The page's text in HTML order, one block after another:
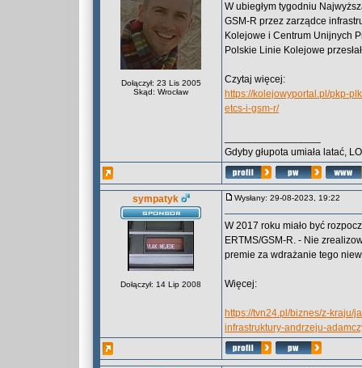
Dołączył: 23 Lis 2005
Skąd: Wrocław
W ubiegłym tygodniu
GSM-R przez zarządce
Kolejowe i Centrum Unijnych
Polskie Linie Kolejowe
Czytaj więcej:
https://kolejowyportal.pl/pkp-
etcs-i-gsm-r/
Gdyby głupota umiała latać,
sympatyk
Dołączył: 14 Lip 2008
Wysłany: 29-08-2023, 19:22
W 2017 roku miało być
ERTMS/GSM-R. - Nie
premie za wdrażanie tego
Więcej:
https://tvn24.pl/biznes/z-kraju/
infrastruktury-andrzeju-